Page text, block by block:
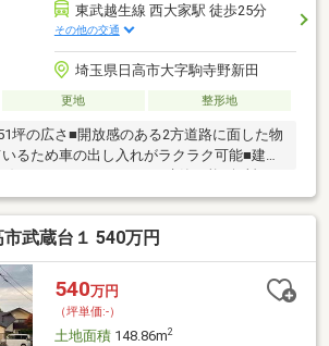
東武越生線 西大家駅 徒歩25分
その他の交通
埼玉県日高市大字駒寺野新田
更地 整形地
坪の広さ■開放感のある2方道路に面した物
るため車の出し入れがラクラク可能■建築
好きなハウスメーカーで建築可能■無料で
しております！・仕事や育児・育児で忙し
致します！電話・メールOK！
武蔵台１ 540万円
540万円
（坪単価:-）
土地面積148.86m2